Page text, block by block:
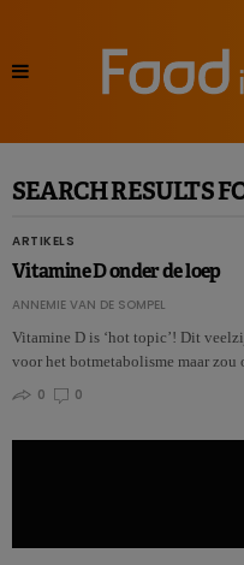
SEARCH RESULTS
ARTIKELS
Vitamine D onder de loep
ANNEMIE VAN DE SOMPEL
Vitamine D is ‘hot topic’! Dit
voor het botmetabolisme maar
0
0